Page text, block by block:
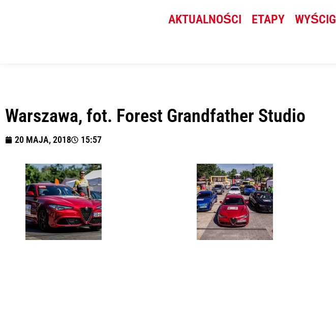
AKTUALNOŚCI ETAPY WYŚCIG
Warszawa, fot. Forest Grandfather Studio
20 MAJA, 2018 15:57